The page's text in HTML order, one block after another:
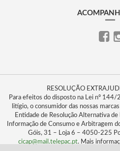
RESOLUÇÃO
Para efeitos do disposto na Lei nº
litígio, o consumidor das nossas
Entidade de Resolução Alternativa
Informação de Consumo e Arbitragem
Góis, 31 – Loja 6 – 4050-225
cicap@mail.telepac.pt. Mais